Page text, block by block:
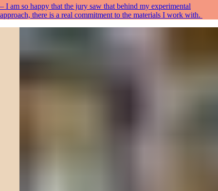
– I am so happy that the jury saw that behind my experimental
approach, there is a real commitment to the materials I work with.